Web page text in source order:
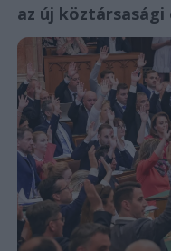
az új köztársasági